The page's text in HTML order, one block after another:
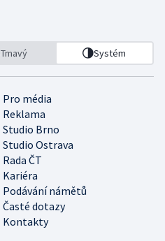
Tmavý Systém
Pro média
Reklama
Studio Brno
Studio Ostrava
Rada ČT
Kariéra
Podávání námětů
Časté dotazy
Kontakty